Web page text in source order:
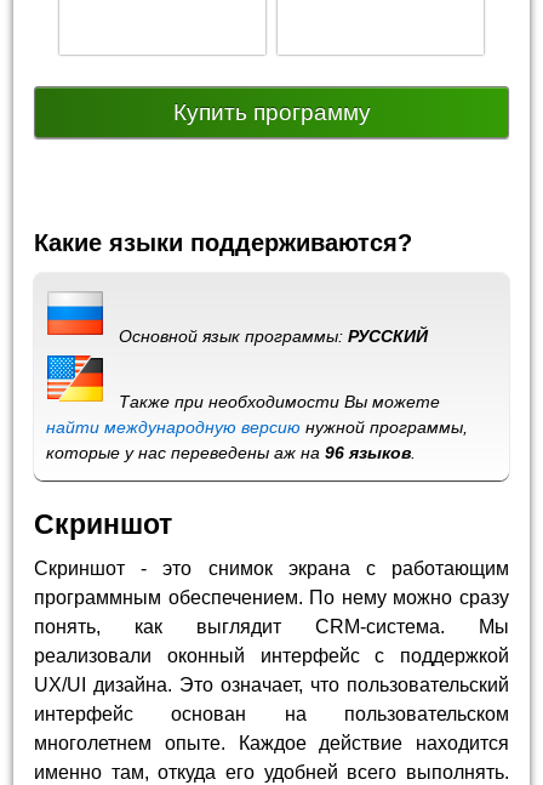
Купить программу
Какие языки поддерживаются?
Основной язык программы:РУССКИЙ
Также при необходимости Вы можете
найти международную версию нужной программы,
которые у нас переведены аж на96 языков
Скриншот
Скриншот - это снимок экрана с работающим
программным обеспечением. По нему можно сразу
понять, как выглядит CRM-система. Мы
реализовали оконный интерфейс с поддержкой
UX/UI дизайна. Это означает, что пользовательский
интерфейс основан на пользовательском
многолетнем опыте. Каждое действие находится
именно там, откуда его удобней всего выполнять.